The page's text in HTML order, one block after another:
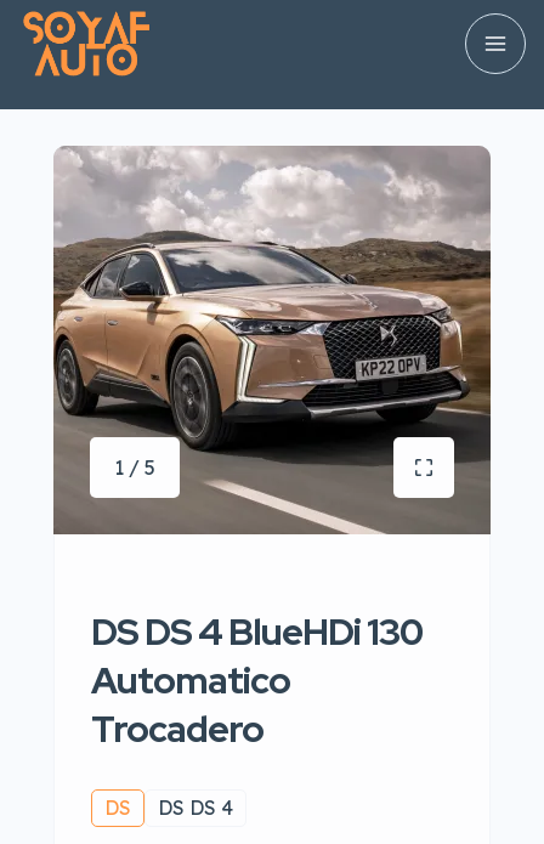
1 / 5
DS DS 4 BlueHDi 130
Automatico
Trocadero
DS DS DS 4